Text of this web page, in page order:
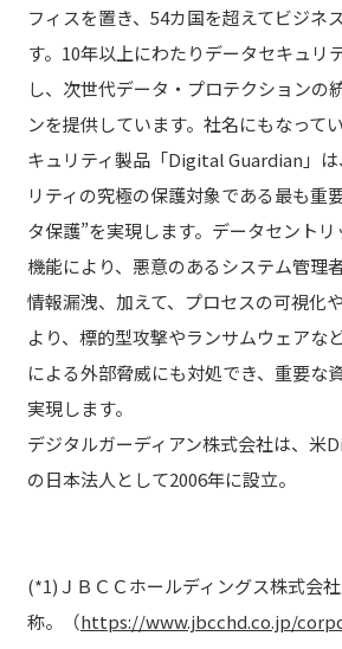
フィスを置き、54カ国を超えてビジネ
す。10年以上にわたりデータセキュリ
し、次世代データ・プロテクションの
ンを提供しています。社名にもなって
キュリティ製品「Digital Guardian」
リティの究極の保護対象である最も重
タ保護”を実現します。データセント
機能により、悪意のあるシステム管理
情報漏洩、加えて、プロセスの可視化
より、標的型攻撃やランサムウェアな
による外部脅威にも対処でき、重要な
実現します。
デジタルガーディアン株式会社は、米
の日本法人として2006年に設立。
(*1)ＪＢＣＣホールディングス株式会
称。（https://www.jbcchd.co.jp/